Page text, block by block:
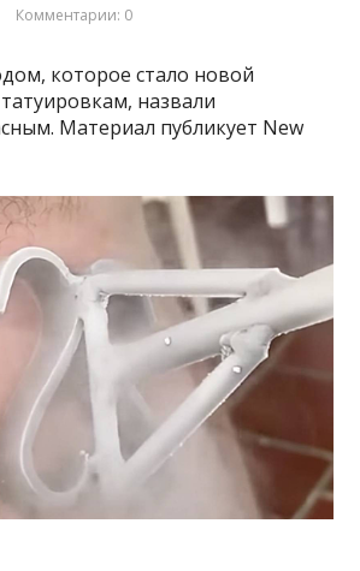
Комментарии: 0
которое стало новой
назвали
Материал публикует New